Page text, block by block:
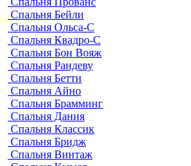
Спальня Бейли
Спальня Ольса-С
Спальня Квадро-С
Спальня Бон Вояж
Спальня Рандеву
Спальня Бетти
Спальня Айно
Спальня Брамминг
Спальня Дания
Спальня Классик
Спальня Бридж
Спальня Винтаж